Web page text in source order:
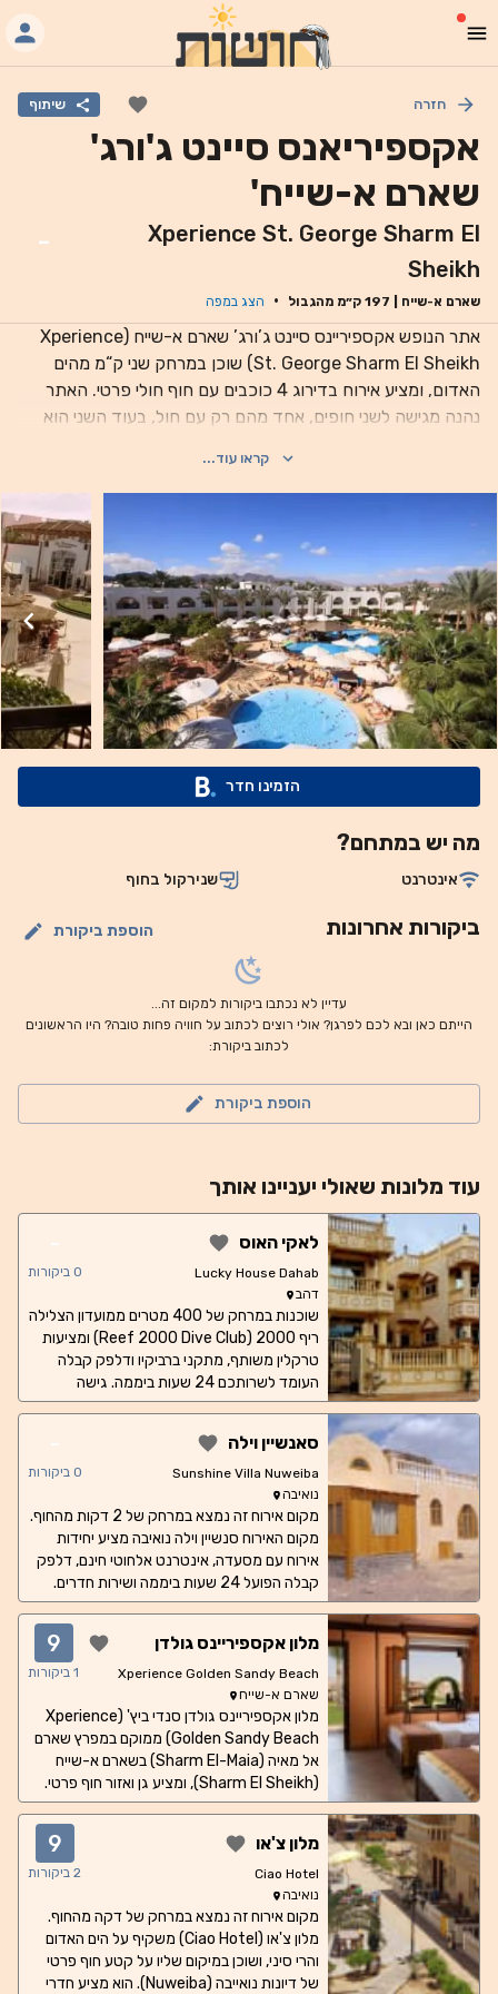
חזרה שיתוף
אקספיריאנס סיינט ג'ורג'
שארם א-שייח'
Xperience St. George Sharm El
Sheikh
שארם א-שייח 197 ק״מ מהגבול · הצג במפה
-
אתר הנופש אקספיריינס סיינט ג’ורג’ שארם א-שייח (Xperience
St. George Sharm El Sheikh) שוכן במרחק שני ק“מ מהים
האדום, ומציע אירוח בדירוג 4 כוכבים עם חוף חולי פרטי. האתר
נהנה מגישה לשני חופים, אחד מהם רק עם חול, בעוד השני הוא
חיצוניות, טרסת שמש וחוף פרטי עם חול זהוב, בו תוכלו למצוא
מסעדת חוף ובר חוף. הפארק הלאומי ראס מוחמד (Ras
Mohammed) נמצא במרחק של 30 ק”מ מהאתר. חדרי האירוח
מציעים מיזוג אוויר, חדרי רחצה פרטיים, טלוויזיה בלוויין ושולחן
עבודה. תוכלו ליהנות מארוחת הבוקר במסעדת המלון או בפרטיות
של חדרכם. אתר הנופש מציע מסעדת א-לה-קארט ומזנון,
וארוחות צהריים ארוזות. תפריטים לבעלי צרכים תזונתיים מיוחדים
זמינים על פי בקשה גם כן. תוכלו להתרווח במרכז הספא והכושר,
הכולל סאונה ואמבט עיסוי, וליהנות גם ממתקני ספורט מים, טניס
שולחן, ביליארד וכדורעף. נמל התעופה הבינלאומי של שארם
א-שייח (Sharm el-Sheikh) נמצא במרחק 18 ק”מ בלבד מאתר
הנופש, ומקום האירוח יוכל לארגן עבורכם שירות הסעות וחניה
קראו עוד...
הזמינו חדר
מה יש במתחם?
אינטרנט שנירקול בחוף
ביקורות אחרונות הוספת ביקורת
עדיין לא נכתבו ביקורות למקום זה...
הייתם כאן ובא לכם לפרגן? אולי רוצים לכתוב על חוויה פחות טובה? היו הראשונים
לכתוב ביקורת:
הוספת ביקורת
עוד מלונות שאולי יעניינו אותך
לאקי האוס
Lucky House Dahab
דהב
-
0 ביקורות
שוכנות במרחק של 400 מטרים ממועדון הצלילה
ריף 2000 (Reef 2000 Dive Club) ומציעות
טרקלין משותף, מתקני ברביקיו ודלפק קבלה
העומד לשרותכם 24 שעות ביממה. גישה
חופשית לאינטרנט אלחוטי זמינה במקום. הדירה
טלוויזיה בלוויין בעלת מסך שטוח, מטבח מאובזר
במלואו עם מקרר וכיריים, וחדר רחצה פרטי עם
אמבט עיסוי ומוצרי טיפוח ללא תשלום. טרסה עם
נוף הררי מוצעת בכל יחידות האירוח. שירות
השכרת רכב ואופניים זמין באתר. נקודות עניין
פופולריות סמוכות כוללות את איל גארדן - כניסה
לאתר הצלילה (Eel Garden - dive site
entry), את מרכז הצלילה דייב ארג' (Dive Urge
- Dive Centre) ואת פנטסי דייברס (Fantasea
Divers). נמל התעופה הקרוב ביותר הוא נמל
התעופה הבינלאומי שארם א-שייח', שנמצא
התעופה זמין באתר תמורת תשלום נוסף.
סאנשיין וילה
Sunshine Villa Nuweiba
נואיבה
-
0 ביקורות
מקום אירוח זה נמצא במרחק של 2 דקות מהחוף.
מקום האירוח סנשיין וילה נואיבה מציע יחידות
אירוח עם מסעדה, אינטרנט אלחוטי חינם, דלפק
קבלה הפועל 24 שעות ביממה ושירות חדרים.
מקום האירוח ממוקם במרחק של 4.4 ק"מ מנמל
המעבורת של נואיבה, ומספק בר וחניה פרטית
ללא תשלום.
מלון אקספיריינס גולדן
סנדי ביץ'
Xperience Golden Sandy Beach
שארם א-שייח
9
1 ביקורות
מלון אקספיריינס גולדן סנדי ביץ' (Xperience
Golden Sandy Beach) ממוקם במפרץ שארם
אל מאיה (Sharm El-Maia) בשארם א-שייח
(Sharm El Sheikh), ומציע גן ואזור חוף פרטי.
כל חדרי האירוח כוללים טלוויזיה בלוויין, אמצעים
להכנת תה וקפה, מיזוג אוויר, טרסה וארון בגדים.
השוק הישן נמצא במרחק של 5 דקות הליכה
מהמלון, בעוד שמרינת טראבקו (Travco
נמל התעופה הקרוב ביותר הוא נמל התעופה
הבינלאומי של שארם א-שייח (Sharm el-
Sheikh International Airport), הממוקם
במרחק של 17 ק"מ מהמלון.
מלון צ'או
Ciao Hotel
נואיבה
9
2 ביקורות
מקום אירוח זה נמצא במרחק של דקה מהחוף.
מלון צ'או (Ciao Hotel) משקיף על הים האדום
והרי סיני, ושוכן במיקום שליו על קטע חוף פרטי
של דיונות נואייבה (Nuweiba). הוא מציע חדרי